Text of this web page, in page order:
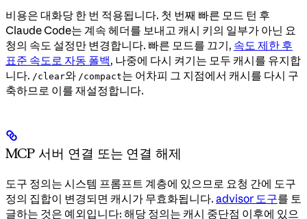
비용은 대화당 한 번 적용됩니다. 첫 번째 빠른 모드 턴 후
Claude Code는 계속 헤더를 보내고 캐시 키의 일부가 아닌 요
청의 속도 설정만 변경합니다. 빠른 모드를 끄기, 속도 제한 후
표준 속도로 자동 폴백, 나중에 다시 켜기는 모두 캐시를 유지합
니다. /clear와 /compact는 어차피 그 지점에서 캐시를 다시 구
축하므로 이를 재설정합니다.
MCP 서버 연결 또는 연결 해제
도구 정의는 시스템 프롬프트 계층에 있으므로 요청 간에 도구
정의 집합이 변경되면 캐시가 무효화됩니다. advisor 도구를 토
글하는 것은 예외입니다: 해당 정의는 캐시 중단점 이후에 있으